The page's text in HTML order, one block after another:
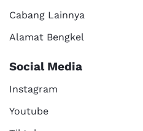
Cabang Lainnya
Alamat Bengkel
Social Media
Instagram
Youtube